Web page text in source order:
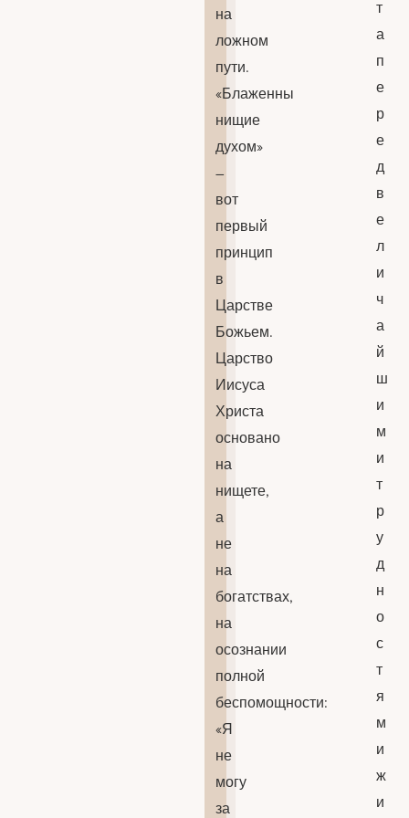
на
ложном
пути.
«Блаженны
нищие
духом»
–
вот
первый
принцип
в
Царстве
Божьем.
Царство
Иисуса
Христа
основано
на
нищете,
а
не
на
богатствах,
на
осознании
полной
беспомощности:
«Я
не
могу
за
т
а
п
е
р
е
д
в
е
л
и
ч
а
й
ш
и
м
и
т
р
у
д
н
о
с
т
я
м
и
ж
и